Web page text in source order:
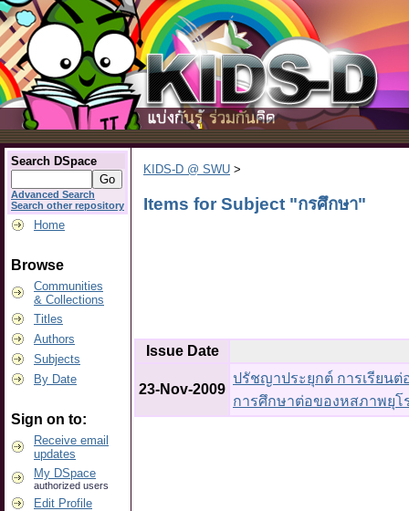
Search DSpace
Advanced Search
Search other repository
Home
Browse
Communities
& Collections
Titles
Authors
Subjects
By Date
Sign on to:
Receive email
updates
My DSpace
authorized users
Edit Profile
KIDS-D @ SWU >
Items for Subject "กรศึกษา"
Issue Date
23-Nov-2009
ปรัชญาประยุกต์ การเรียนต่
การศึกษาต่อของหสภาพยุโ